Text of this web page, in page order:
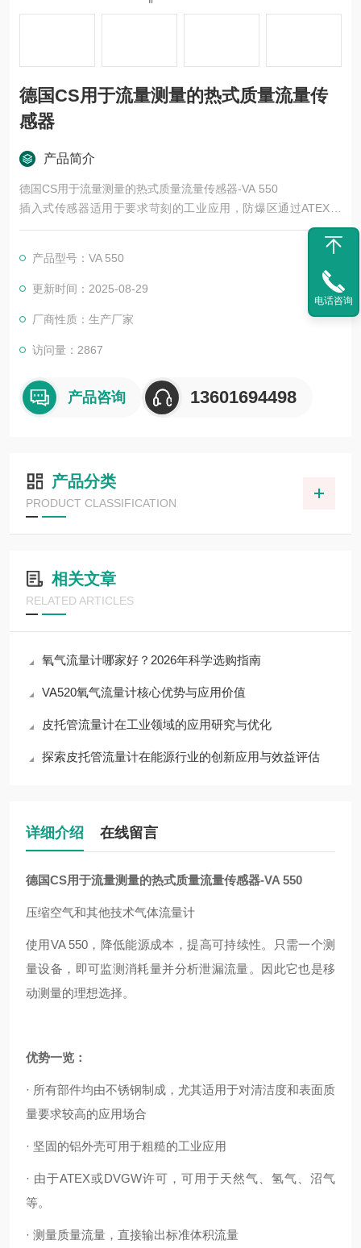
德国CS用于流量测量的热式质量流量传
感器
产品简介
德国CS用于流量测量的热式质量流量传感器-VA 550
插入式传感器适用于要求苛刻的工业应用，防爆区通过ATEX认
证，天然气中使用的DVGW认证。
产品型号：VA 550
更新时间：2025-08-29
厂商性质：生产厂家
访问量：2867
产品咨询 13601694498
产品分类
PRODUCT CLASSIFICATION
相关文章
RELATED ARTICLES
氧气流量计哪家好？2026年科学选购指南
VA520氧气流量计核心优势与应用价值
皮托管流量计在工业领域的应用研究与优化
探索皮托管流量计在能源行业的创新应用与效益评估
详细介绍 在线留言
德国CS用于流量测量的热式质量流量传感器-VA 550
压缩空气和其他技术气体流量计
使用VA 550，降低能源成本，提高可持续性。只需一个测
量设备，即可监测消耗量并分析泄漏流量。因此它也是移
动测量的理想选择。
优势一览：
· 所有部件均由不锈钢制成，尤其适用于对清洁度和表面质
量要求较高的应用场合
· 坚固的铝外壳可用于粗糙的工业应用
· 由于ATEX或DVGW许可，可用于天然气、氢气、沼气
等。
· 测量质量流量，直接输出标准体积流量
电话咨询